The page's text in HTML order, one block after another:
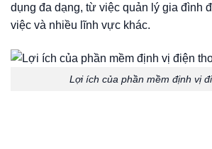
dụng đa dạng, từ việc quản lý gia đình
việc và nhiều lĩnh vực khác.
Lợi ích của phần mềm định vị